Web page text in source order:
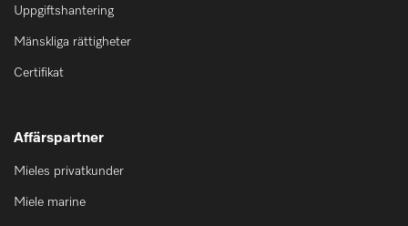
Uppgiftshantering
Mänskliga rättigheter
Certifikat
Affärspartner
Mieles privatkunder
Miele marine